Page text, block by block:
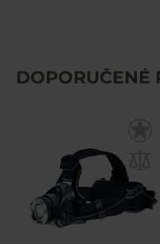
DOPORUČENÉ